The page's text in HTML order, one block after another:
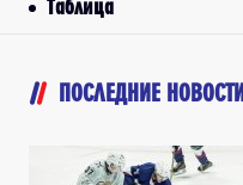
Таблица
ПОСЛЕДНИЕ НОВОСТИ